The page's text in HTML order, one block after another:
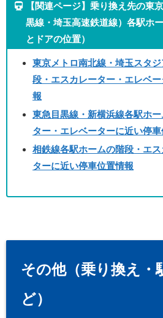
【関連ページ】乗り換え先の東
黒線・埼玉高速鉄道線）各駅ホ
とドアの位置）
東京メトロ南北線・埼玉スタ
段・エスカレーター・エレベ
報
東急目黒線・新横浜線各駅ホ
ター・エレベーターに近い停
相鉄線各駅ホームの階段・エ
ターに近い停車位置情報
その他（乗り換え・
ど）